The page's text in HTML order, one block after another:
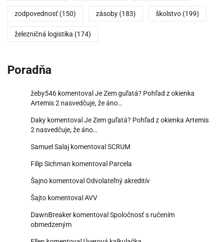
zodpovednosť (150) zásoby (183) školstvo (199)
železničná logistika (174)
Poradňa
žeby546 komentoval Je Zem guľatá? Pohľad z okienka
Artemis 2 nasvedčuje, že áno…
Daky komentoval Je Zem guľatá? Pohľad z okienka Artemis
2 nasvedčuje, že áno…
Samuel Salaj komentoval SCRUM
Filip Sichman komentoval Parcela
Šajno komentoval Odvolateľný akreditív
Šajto komentoval AVV
DawnBreaker komentoval Spoločnosť s ručením
obmedzeným